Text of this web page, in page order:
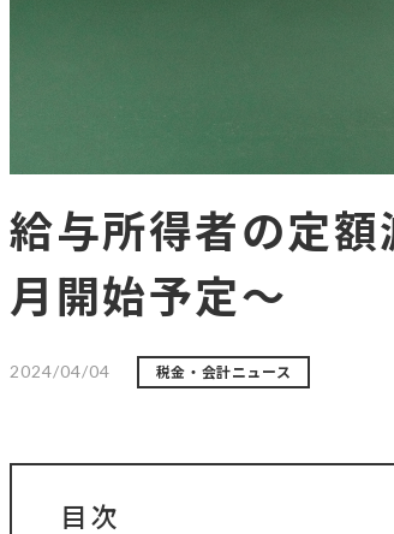
給与所得者の定
月開始予定～
2024/04/04 税金・会計ニュース
目次